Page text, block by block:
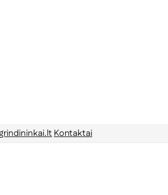
Kontaktai